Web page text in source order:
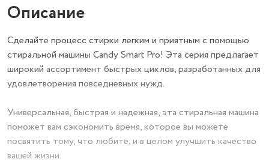
Описание
Сделайте процесс стирки легким и приятным с помощью
стиральной машины Candy Smart Pro! Эта серия предлагает
широкий ассортимент быстрых циклов, разработанных для
удовлетворения повседневных нужд.
Универсальная, быстрая и надежная, эта стиральная машина
поможет вам сэкономить время, которое вы можете
посвятить тому, что любите, и в целом улучшить качество
вашей жизни.